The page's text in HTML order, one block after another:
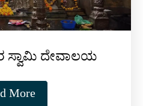
ಸ್ವಾಮಿ ದೇವಾಲಯ
More